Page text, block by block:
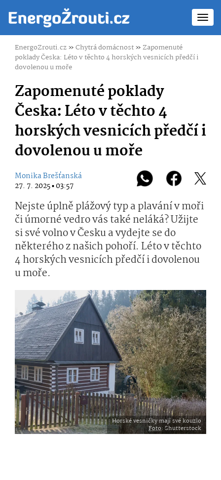
EnergoZrouti.cz»Chytrá domácnost»Zapomenuté
poklady Česka: Léto v těchto 4 horských vesnicích předčí i
dovolenou u moře
Zapomenuté poklady
Česka: Léto v těchto 4
horských vesnicích předčí i
dovolenou u moře
Monika Brešťanská
27. 7. 2025 ▪ 03:57
Nejste úplně plážový typ a plavání v moři
či úmorné vedro vás také neláká? Užijte
si své volno v Česku a vydejte se do
některého z našich pohoří. Léto v těchto
4 horských vesnicích předčí i dovolenou
u moře.
Horské vesničky mají své kouzlo
Foto: Shutterstock